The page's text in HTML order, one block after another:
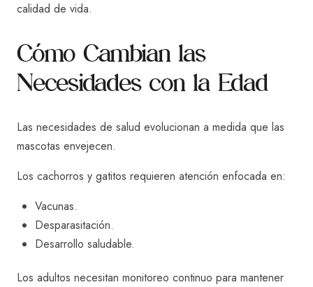
calidad de vida.
Cómo Cambian las
Necesidades con la Edad
Las necesidades de salud evolucionan a medida que las
mascotas envejecen.
Los cachorros y gatitos requieren atención enfocada en:
Vacunas.
Desparasitación.
Desarrollo saludable.
Los adultos necesitan monitoreo continuo para mantener